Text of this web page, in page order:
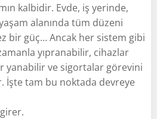
kalbidir. Evde, iş yerinde,
alanında tüm düzeni
bir güç… Ancak her sistem gibi
yıpranabilir, cihazlar
yanabilir ve sigortalar görevini
İşte tam bu noktada devreye
girer.